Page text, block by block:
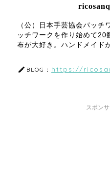
（公）日本手芸協会パッ
ッチワークを作り始めて20
布が大好き。ハンドメイド
BLOG： https://
スポン